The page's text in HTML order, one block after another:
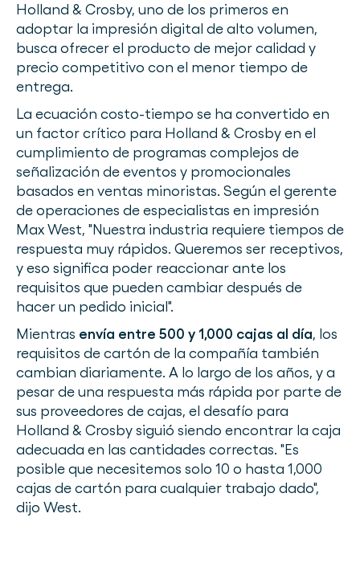
Holland & Crosby, uno de los primeros en
adoptar la impresión digital de alto volumen,
busca ofrecer el producto de mejor calidad y
precio competitivo con el menor tiempo de
entrega.
La ecuación costo-tiempo se ha convertido en
un factor crítico para Holland & Crosby en el
cumplimiento de programas complejos de
señalización de eventos y promocionales
basados en ventas minoristas. Según el gerente
de operaciones de especialistas en impresión
Max West, "Nuestra industria requiere tiempos de
respuesta muy rápidos. Queremos ser receptivos,
y eso significa poder reaccionar ante los
requisitos que pueden cambiar después de
hacer un pedido inicial".
Mientras envía entre 500 y 1,000 cajas al día, los
requisitos de cartón de la compañía también
cambian diariamente. A lo largo de los años, y a
pesar de una respuesta más rápida por parte de
sus proveedores de cajas, el desafío para
Holland & Crosby siguió siendo encontrar la caja
adecuada en las cantidades correctas. "Es
posible que necesitemos solo 10 o hasta 1,000
cajas de cartón para cualquier trabajo dado",
dijo West.